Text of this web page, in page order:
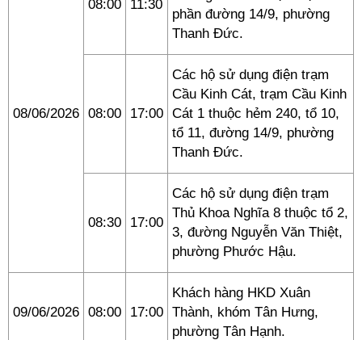
08/06/2026
08:00 11:30
phần đường 14/9, phường
Thanh Đức.
08:00 17:00
Các hộ sử dụng điện trạm
Cầu Kinh Cát, trạm Cầu Kinh
Cát 1 thuộc hẻm 240, tổ 10,
tổ 11, đường 14/9, phường
Thanh Đức.
08:30 17:00
Các hộ sử dụng điện trạm
Thủ Khoa Nghĩa 8 thuộc tổ 2,
3, đường Nguyễn Văn Thiệt,
phường Phước Hậu.
09/06/2026 08:00 17:00
Khách hàng HKD Xuân
Thành, khóm Tân Hưng,
phường Tân Hạnh.